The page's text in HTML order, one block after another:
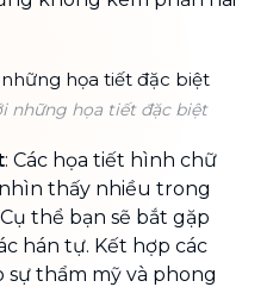
những họa tiết đặc biệt
: Các họa tiết hình chữ
thấy nhiều trong
thể bạn sẽ bắt gặp
hán tự. Kết hợp các
thẩm mỹ và phong